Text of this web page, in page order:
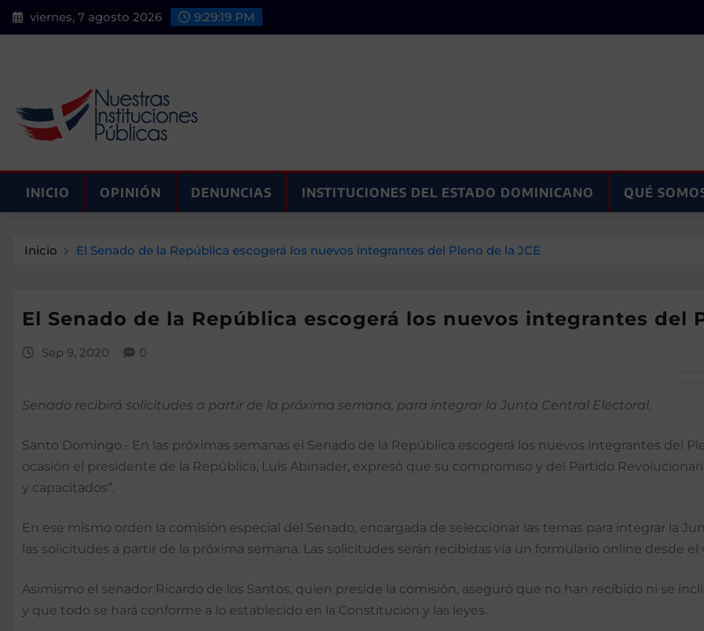
Saltar
al
viernes, 7 agosto 2026 9:29:20 PM
INICIO OPINIÓN DENUNCIAS INSTITUCIONES DEL ESTADO DOMINICANO QUÉ
Inicio El Senado de la República escogerá los nuevos integrantes del Pleno de la JCE
El Senado de la República escogerá los nuevos integrantes del
Sep 9, 2020 0
Senado recibirá solicitudes a partir de la próxima semana, para integrar la Junta Central Electoral.
Santo Domingo.- En las próximas semanas el Senado de la República escogerá los nuevos integrantes del
ocasión el presidente de la República, Luis Abinader, expresó que su compromiso y del Partido
y capacitados”.
En ese mismo orden la comisión especial del Senado, encargada de seleccionar las ternas para integrar la
las solicitudes a partir de la próxima semana. Las solicitudes serán recibidas vía un formulario online desde
Asimismo el senador Ricardo de los Santos, quien preside la comisión, aseguró que no han recibido ni se
y que todo se hará conforme a lo establecido en la Constitución y las leyes.